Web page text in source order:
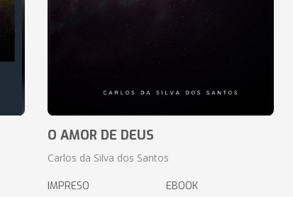
O AMOR DE DEUS
Carlos da Silva dos Santos
IMPRESO EBOOK